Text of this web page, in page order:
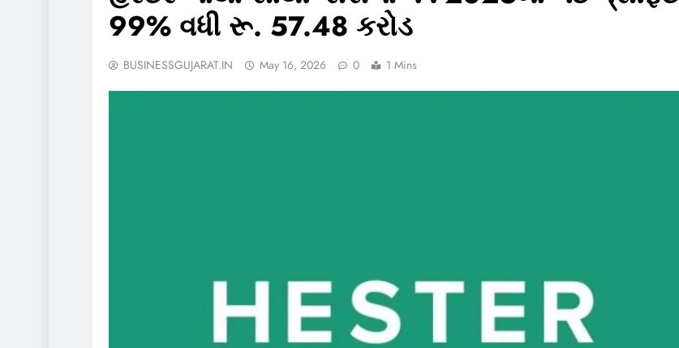
99% વધી રૂ. 57.48 કરોડ
BUSINESSGUJARAT.IN May 16, 2026 0 1 Mins